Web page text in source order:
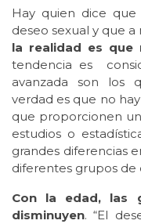
Hay quien dice
deseo sexual y que
la realidad es que
tendencia es
avanzada son los
verdad es que no
que proporcionen
estudios o
grandes diferencias
diferentes grupos de
Con la edad, las
disminuyen. “El